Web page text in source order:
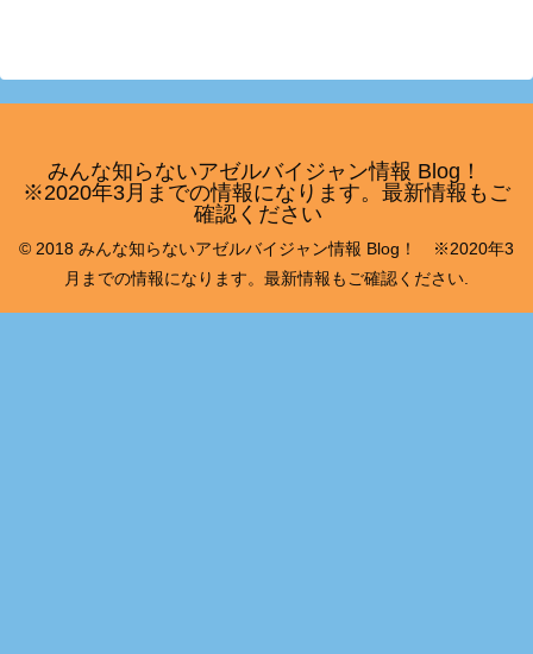
みんな知らないアゼルバイジャン情報 Blog！
※2020年3月までの情報になります。最新情報もご
確認ください
© 2018 みんな知らないアゼルバイジャン情報 Blog！ ※2020年3
月までの情報になります。最新情報もご確認ください.